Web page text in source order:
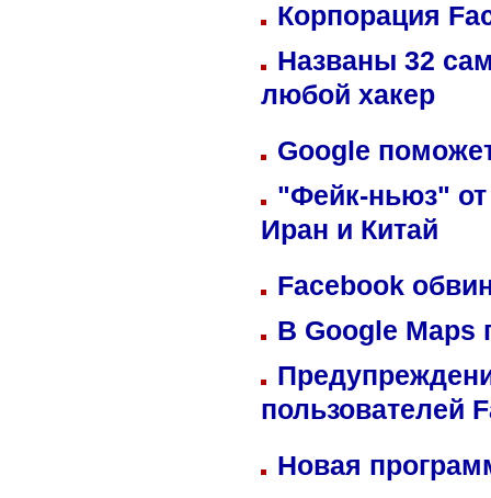
Корпорация
Названы 32
любой хакер
Google
"Фейк-ньюз" от
Иран и Китай
Facebook
В Google Maps
пользователей
Новая